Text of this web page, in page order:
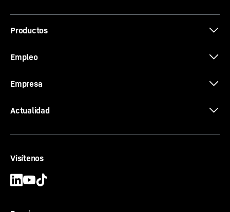
Productos
Empleo
Empresa
Actualidad
Visítenos